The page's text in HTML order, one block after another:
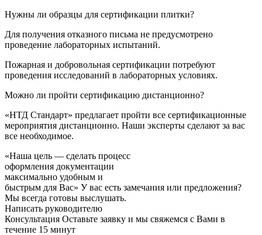
Нужны ли образцы для сертификации плитки?
Для получения отказного письма не предусмотрено
проведение лабораторных испытаний.
Пожарная и добровольная сертификации потребуют
проведения исследований в лабораторных условиях.
Можно ли пройти сертификацию дистанционно?
«НТД Стандарт» предлагает пройти все сертификационные
мероприятия дистанционно. Наши эксперты сделают за вас
все необходимое.
«Наша цель — сделать процесс
оформления документации
максимально удобным и
быстрым для Вас» У вас есть замечания или предложения?
Мы всегда готовы выслушать.
Написать руководителю
Консультация Оставьте заявку и мы свяжемся с Вами в
течение 15 минут